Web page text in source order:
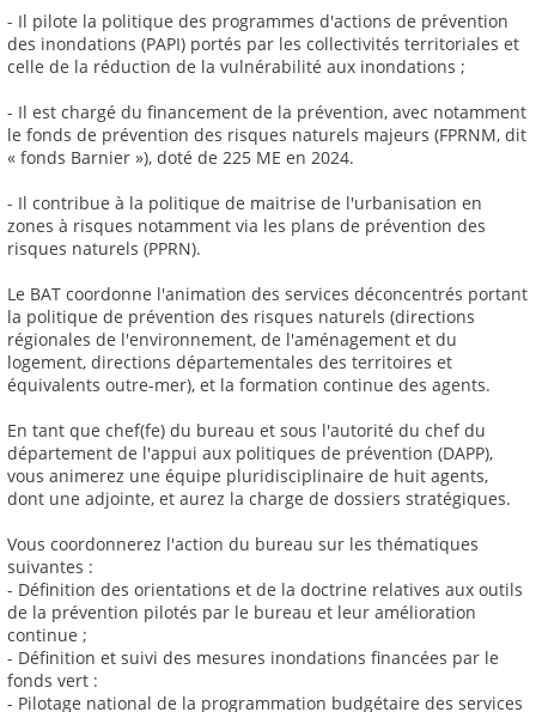
- Il pilote la politique des programmes d'actions de prévention
des inondations (PAPI) portés par les collectivités territoriales et
celle de la réduction de la vulnérabilité aux inondations ;
- Il est chargé du financement de la prévention, avec notamment
le fonds de prévention des risques naturels majeurs (FPRNM, dit
« fonds Barnier »), doté de 225 ME en 2024.
- Il contribue à la politique de maitrise de l'urbanisation en
zones à risques notamment via les plans de prévention des
risques naturels (PPRN).
Le BAT coordonne l'animation des services déconcentrés portant
la politique de prévention des risques naturels (directions
régionales de l'environnement, de l'aménagement et du
logement, directions départementales des territoires et
équivalents outre-mer), et la formation continue des agents.
En tant que chef(fe) du bureau et sous l'autorité du chef du
département de l'appui aux politiques de prévention (DAPP),
vous animerez une équipe pluridisciplinaire de huit agents,
dont une adjointe, et aurez la charge de dossiers stratégiques.
Vous coordonnerez l'action du bureau sur les thématiques
suivantes :
- Définition des orientations et de la doctrine relatives aux outils
de la prévention pilotés par le bureau et leur amélioration
continue ;
- Définition et suivi des mesures inondations financées par le
fonds vert :
- Pilotage national de la programmation budgétaire des services